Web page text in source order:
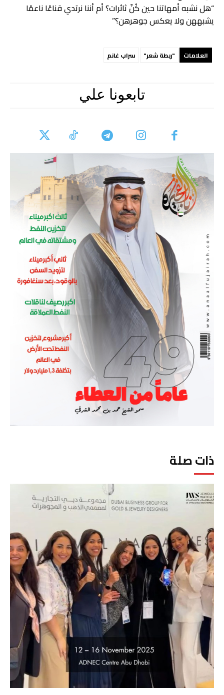
ذات صلة
“هل نشبه أمهاتنا حين كُنّ ثائرات؟ أم أننا نرتدي قناعًا ناعمًا
يشبههن ولا يعكس جوهرهن؟”
العلامات "ربطة شعر" سراب غانم
تابعونا علي